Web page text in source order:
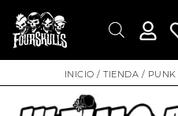
INICIO /TIENDA / PUNK